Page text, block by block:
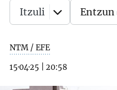
NTM / EFE
15·04·25
20:58
Itzuli Entzun